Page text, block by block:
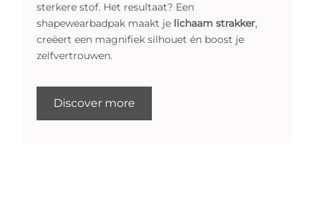
sterkere stof. Het resultaat? Een
shapewearbadpak maakt je lichaam strakker,
creëert een magnifiek silhouet én boost je
zelfvertrouwen.
Discover more